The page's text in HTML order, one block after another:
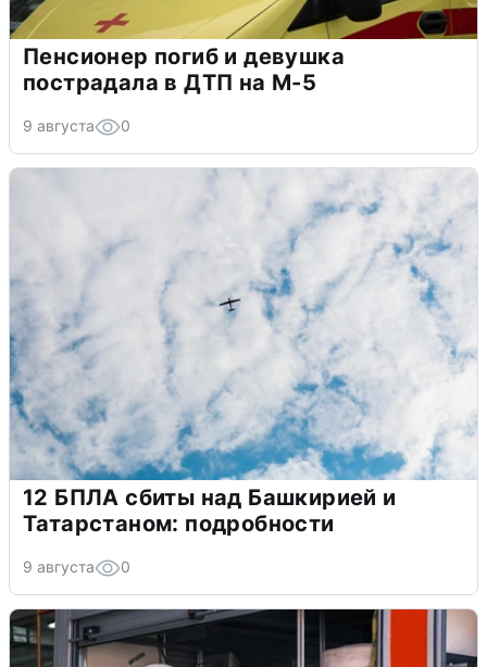
Пенсионер погиб и девушка
пострадала в ДТП на М-5
9 августа 0
12 БПЛА сбиты над Башкирией и
Татарстаном: подробности
9 августа 0